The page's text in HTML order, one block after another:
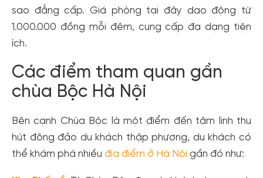
sao đẳng cấp. Giá phòng tại đây dao động từ
1.000.000 đồng mỗi đêm, cung cấp đa dạng tiện
ích.
Các điểm tham quan gần
chùa Bộc Hà Nội
Bên cạnh Chùa Bộc là một điểm đến tâm linh thu
hút đông đảo du khách thập phương, du khách có
thể khám phá nhiều địa điểm ở Hà Nội gần đó như: